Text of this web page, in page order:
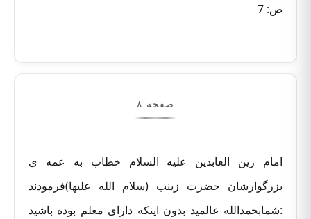
ص: 7
صفحه ۸
امام زین العابدین علیه السلام خطاب به عمه ی
بزرگوارشان حضرت زینب (سلام الله علیها)فرمودند
:شمابحمدالله عالمید بدون اینکه دارای معلم بوده باشید